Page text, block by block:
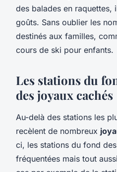
des balades en raquettes,
goûts. Sans oublier les
destinés aux familles,
cours de ski pour enfants.
Les stations du
des joyaux cachés
Au-delà des stations les
recèlent de nombreux
ci, les stations du fond
fréquentées mais tout